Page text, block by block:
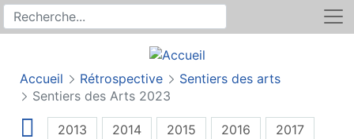
Recherche sur le site
Rechercher
Accueil Rétrospective
Sentiers des arts
Sentiers des Arts 2023
2013 2014 2015 2016
2017